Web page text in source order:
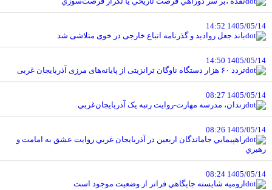
1405/05/14 14:52
باند جعل روادید و گذرنامه اتباع خارجی در خوی متلاشی شد
1405/05/14 14:50
تردد ۶۰ هزار دستگاه ناوگان ترانزیتی از پایانه‌های مرزی آذربایجان ‌غربی
1405/05/14 08:27
زندان، مدرسه مهارت-روايت رتبه يک آذربايجان‌غربي
1405/05/14 08:26
راهپيمايي جاماندگان اربعين در آذربايجان غربي روايت عشق به امامت و
رهبري
1405/05/14 08:24
اروميه شايسته جايگاهي فراتر از وضعيت موجود است